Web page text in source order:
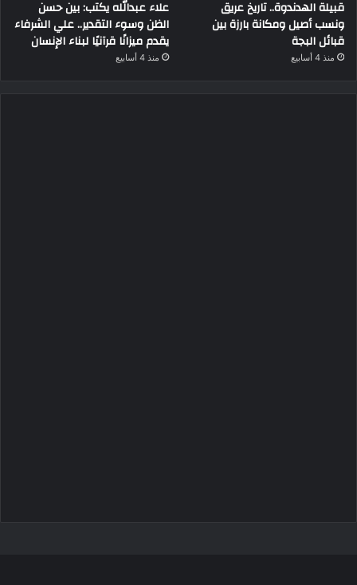
قبيلة الهدندوة.. تاريخ عريق
ونسب أصيل ومكانة بارزة بين
قبائل البجة
منذ 4 أسابيع
علاء عبدالله يكتب: بين حسن
الظن وسوء التقدير.. علي الشرفاء
يقدم ميزانًا قرآنيًا لبناء الإنسان
منذ 4 أسابيع